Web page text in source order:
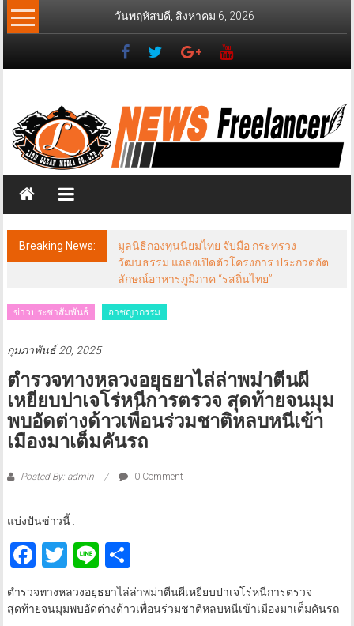
Skip
to
วันพฤหัสบดี, สิงหาคม 6, 2026
News
Freelancer
วส์
ฟรี
แลน
เซอร์
Breaking News:
มูลนิธิกองทุนนิยมไทย จับมือ กระทรวง
วัฒนธรรม แถลงเปิดตัวโครงการ ประกวดอัต
ลักษณ์อาหารภูมิภาค “รสถิ่นไทย”
ข่าวประชาสัมพันธ์ อาชญากรรม
กุมภาพันธ์ 20, 2025
ตำรวจทางหลวงอยุธยาไล่ล่าพม่าตีนผี
เหยียบปาเจโร่หนีการตรวจ สุดท้ายจนมุม
พบอัดต่างด้าวเพื่อนร่วมชาติหลบหนีเข้า
เมืองมาเต็มคันรถ
Posted By: admin 0 Comment
แบ่งปันข่าวนี้ :
Facebook
Twitter
LineShare
ตำรวจทางหลวงอยุธยาไล่ล่าพม่าตีนผีเหยียบปาเจโร่หนีการตรวจ
สุดท้ายจนมุมพบอัดต่างด้าวเพื่อนร่วมชาติหลบหนีเข้าเมืองมาเต็มคันรถ